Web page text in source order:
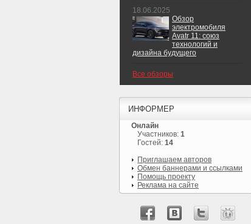
18.06.2025
Обзор
электромобиля
Avatr 11: союз
технологий и
дизайна будущего
Все обзоры
ИНФОРМЕР
Онлайн
Участников: 1
Гостей: 14
Приглашаем авторов
Обмен баннерами и ссылками
Помощь проекту
Реклама на сайте